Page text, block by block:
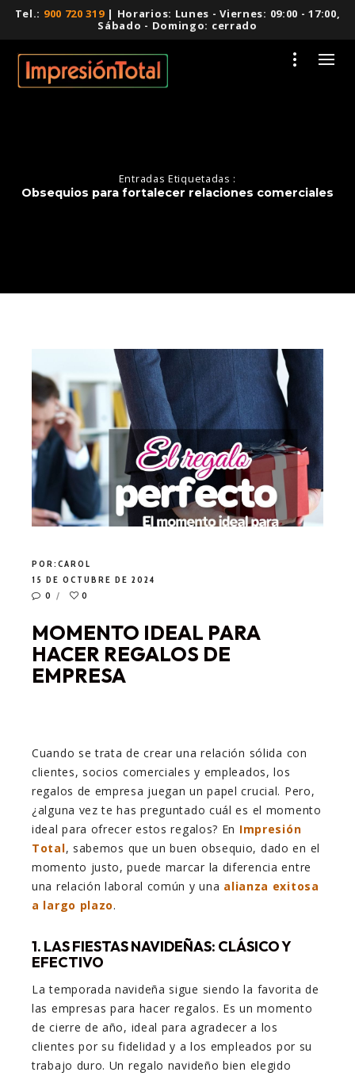
Tel.: 900 720 319| Horarios: Lunes - Viernes: 09:00 - 17:00,
Sábado - Domingo: cerrado
Entradas Etiquetadas :
Obsequios para fortalecer relaciones comerciales
POR:CAROL
15 DE OCTUBRE DE 2024
0
0
MOMENTO IDEAL PARA
HACER REGALOS DE
EMPRESA
Cuando se trata de crear una relación sólida con
clientes, socios comerciales y empleados, los
regalos de empresa juegan un papel crucial. Pero,
¿alguna vez te has preguntado cuál es el momento
ideal para ofrecer estos regalos? En Impresión
Total, sabemos que un buen obsequio, dado en el
momento justo, puede marcar la diferencia entre
una relación laboral común y una alianza exitosa
a largo plazo.
1. LAS FIESTAS NAVIDEÑAS: CLÁSICO Y
EFECTIVO
La temporada navideña sigue siendo la favorita de
las empresas para hacer regalos. Es un momento
de cierre de año, ideal para agradecer a los
clientes por su fidelidad y a los empleados por su
trabajo duro. Un regalo navideño bien elegido